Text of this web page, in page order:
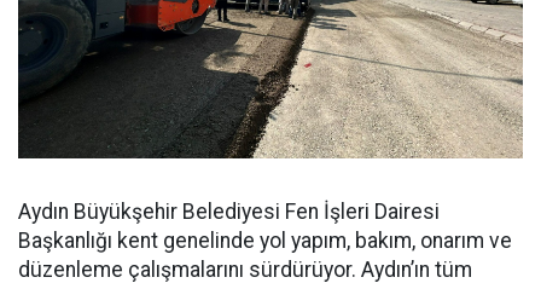
Aydın Büyükşehir Belediyesi Fen İşleri Dairesi
Başkanlığı kent genelinde yol yapım, bakım, onarım ve
düzenleme çalışmalarını sürdürüyor. Aydın’ın tüm